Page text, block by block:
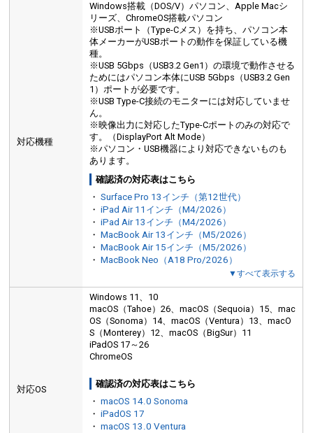
対応機種
Windows搭載（DOS/V）パソコン、Apple Macシ
リーズ、ChromeOS搭載パソコン
※USBポート（Type-Cメス）を持ち、パソコン本
体メーカーがUSBポートの動作を保証している機
種。
※USB 5Gbps（USB3.2 Gen1）の環境で動作させる
ためにはパソコン本体にUSB 5Gbps（USB3.2 Gen
1）ポートが必要です。
※USB Type-C接続のモニターには対応していませ
ん。
※映像出力に対応したType-Cポートのみの対応で
す。（DisplayPort Alt Mode）
※パソコン・USB機器により対応できないものも
あります。
確認済の対応表はこちら
・Surface Pro 13インチ（第12世代）
・iPad Air 11インチ（M4/2026）
・iPad Air 13インチ（M4/2026）
・MacBook Air 13インチ（M5/2026）
・MacBook Air 15インチ（M5/2026）
・MacBook Neo（A18 Pro/2026）
▼すべて表示する
対応OS
Windows 11、10
macOS（Tahoe）26、macOS（Sequoia）15、mac
OS（Sonoma）14、macOS（Ventura）13、macO
S（Monterey）12、macOS（BigSur）11
iPadOS 17～26
ChromeOS
確認済の対応表はこちら
・macOS 14.0 Sonoma
・iPadOS 17
・macOS 13.0 Ventura